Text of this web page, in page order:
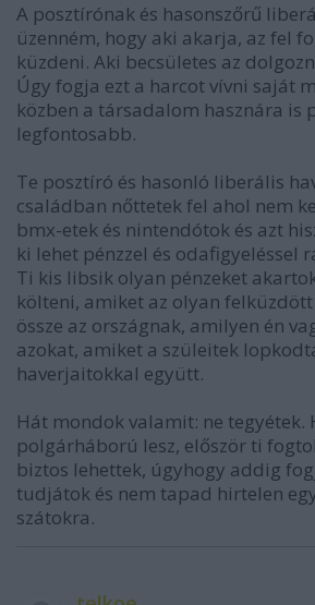
A posztírónak és hasonszőrű
üzenném, hogy aki akarja, az fel
küzdeni. Aki becsületes az
Úgy fogja ezt a harcot vívni saját
közben a társadalom hasznára is
legfontosabb.
Te posztíró és hasonló liberális
családban nőttetek fel ahol nem
bmx-etek és nintendótok és azt
ki lehet pénzzel és odafigyeléssel
Ti kis libsik olyan pénzeket
költeni, amiket az olyan
össze az országnak, amilyen én
azokat, amiket a szüleitek
haverjaitokkal együtt.
Hát mondok valamit: ne tegyétek.
polgárháború lesz, először ti
biztos lehettek, úgyhogy addig
tudjátok és nem tapad hirtelen
szátokra.